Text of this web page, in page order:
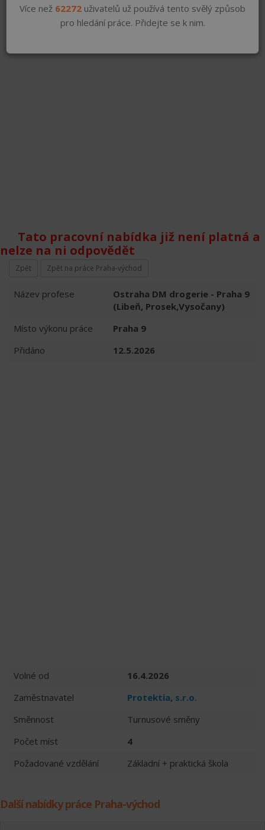
Tato pracovní nabídka již není platná a
nelze na ni odpovědět
Zpět Zpět na práce Praha-východ
Název profese
Ostraha DM drogerie - Praha 9
(Libeň, Prosek,Vysočany)
Místo výkonu práce
Praha 9
Přidáno
12.5.2026
Volné od
16.4.2026
Zaměstnavatel
Protektia, s.r.o.
Směnnost
Turnusové směny
Počet míst
4
Požadované vzdělání
Základní + praktická škola
Další nabídky práce Praha-východ
Více než 62272 uživatelů už používá tento svělý způsob
pro hledání práce. Přidejte se k nim.